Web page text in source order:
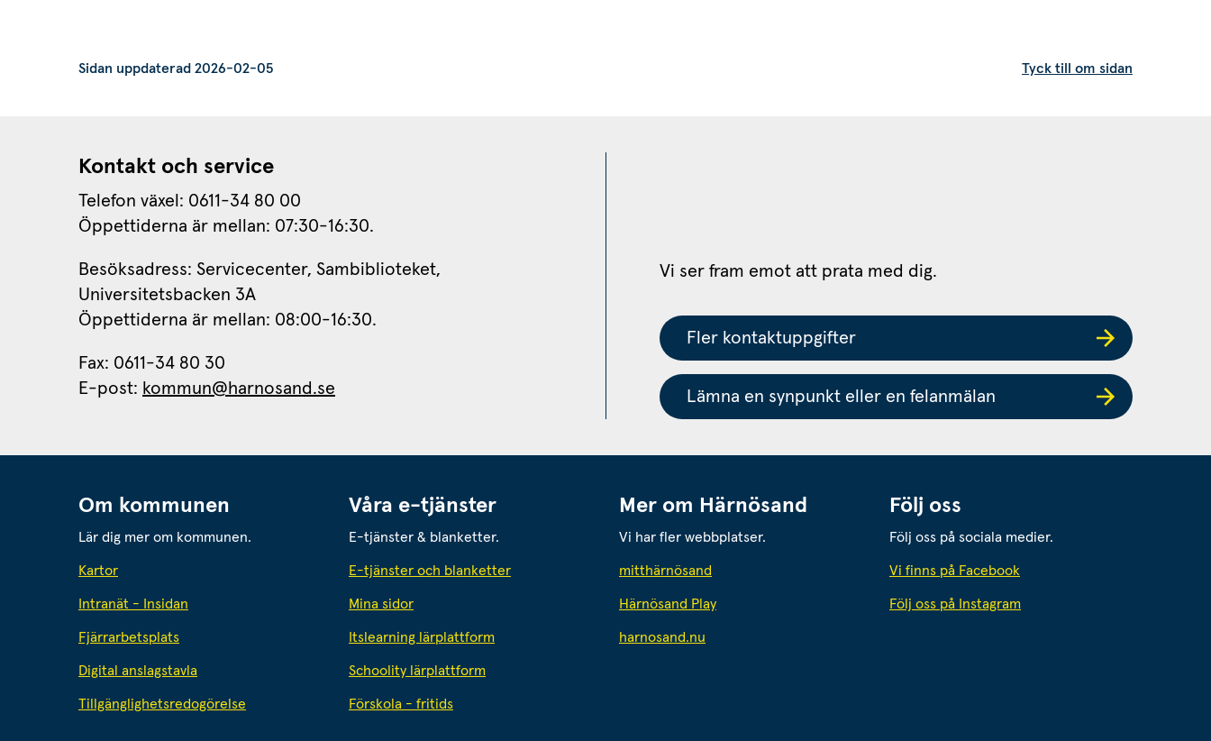
Sidan uppdaterad 2026-02-05 Tyck till om sidan
Kontakt och service
Telefon växel: 0611-34 80 00
Öppettiderna är mellan: 07:30-16:30.
Besöksadress: Servicecenter, Sambiblioteket,
Universitetsbacken 3A
Öppettiderna är mellan: 08:00-16:30.
Fax: 0611-34 80 30
E-post: kommun@harnosand.se
Vi ser fram emot att prata med dig.
Fler kontaktuppgifter
Lämna en synpunkt eller en felanmälan
Om kommunen
Lär dig mer om kommunen.
Kartor
Intranät - Insidan
Fjärrarbetsplats
Digital anslagstavla
Tillgänglighetsredogörelse
Våra e-tjänster
E-tjänster & blanketter.
E-tjänster och blanketter
Mina sidor
Itslearning lärplattform
Schoolity lärplattform
Förskola - fritids
Mer om Härnösand
Vi har fler webbplatser.
mitthärnösand
Härnösand Play
harnosand.nu
Följ oss
Följ oss på sociala medier.
Vi finns på Facebook
Följ oss på Instagram